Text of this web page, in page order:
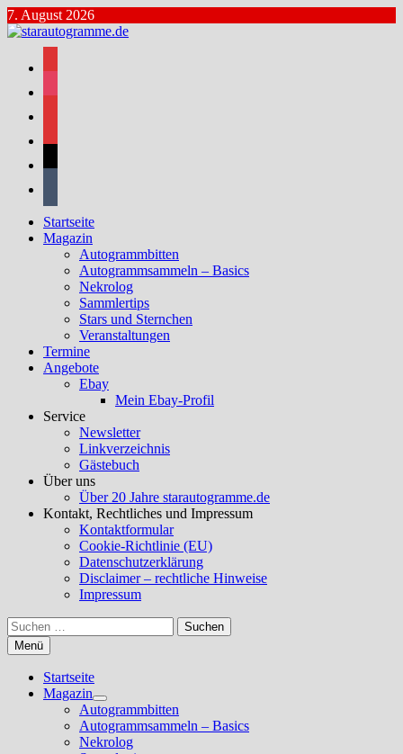
Zum
Inhalt
springen
7. August 2026
Startseite
Magazin
Autogrammbitten
Autogrammsammeln – Basics
Nekrolog
Sammlertips
Stars und Sternchen
Veranstaltungen
Termine
Angebote
Ebay
Mein Ebay-Profil
Service
Newsletter
Linkverzeichnis
Gästebuch
Über uns
Über 20 Jahre starautogramme.de
Kontakt, Rechtliches und Impressum
Kontaktformular
Cookie-Richtlinie (EU)
Datenschutzerklärung
Disclaimer – rechtliche Hinweise
Impressum
Suchen
nach:
Menü
Startseite
Magazin
Untermenü
anzeigen
Autogrammbitten
Autogrammsammeln – Basics
Nekrolog